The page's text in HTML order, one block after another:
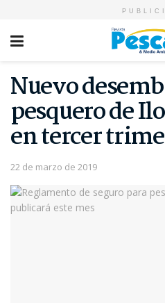
Nuevo
pesquero de
en tercer
22 de marzo de 2019